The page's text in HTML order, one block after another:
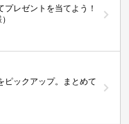
レゼントを当てよう！
ピックアップ。まとめて